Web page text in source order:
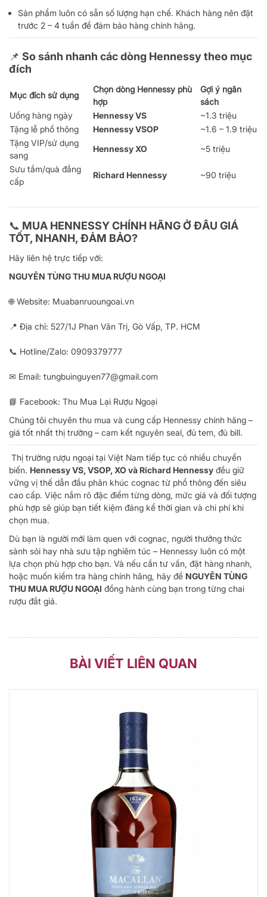
Sản phẩm luôn có sẵn số lượng hạn chế. Khách hàng nên đặt
trước 2 – 4 tuần để đảm bảo hàng chính hãng.
📌 So sánh nhanh các dòng Hennessy theo mục
đích
Mục đích sử dụng
Chọn dòng Hennessy phù
hợp
Gợi ý ngân
sách
Uống hàng ngày
Hennessy VS
~1.3 triệu
Tặng lễ phổ thông
Hennessy VSOP
~1.6 – 1.9 triệu
Tặng VIP/sử dụng
sang
Hennessy XO
~5 triệu
Sưu tầm/quà đẳng
cấp
Richard Hennessy ~90 triệu
📞 MUA HENNESSY CHÍNH HÃNG Ở ĐÂU GIÁ
TỐT, NHANH, ĐẢM BẢO?
Hãy liên hệ trực tiếp với:
NGUYÊN TÙNG THU MUA RƯỢU NGOẠI
🌐 Website: Muabanruoungoai.vn
📍 Địa chỉ: 527/1J Phan Văn Trị, Gò Vấp, TP. HCM
📞 Hotline/Zalo: 0909379777
✉ Email: tungbuinguyen77@gmail.com
📘 Facebook: Thu Mua Lại Rượu Ngoại
Chúng tôi chuyên thu mua và cung cấp Hennessy chính hãng –
giá tốt nhất thị trường – cam kết nguyên seal, đủ tem, đủ bill.
Thị trường rượu ngoại tại Việt Nam tiếp tục có nhiều chuyển
biến. Hennessy VS, VSOP, XO và Richard Hennessy đều giữ
vững vị thế dẫn đầu phân khúc cognac từ phổ thông đến siêu
cao cấp. Việc nắm rõ đặc điểm từng dòng, mức giá và đối tượng
phù hợp sẽ giúp bạn tiết kiệm đáng kể thời gian và chi phí khi
chọn mua.
Dù bạn là người mới làm quen với cognac, người thưởng thức
sành sỏi hay nhà sưu tập nghiêm túc – Hennessy luôn có một
lựa chọn phù hợp cho bạn. Và nếu cần tư vấn, đặt hàng nhanh,
hoặc muốn kiểm tra hàng chính hãng, hãy để NGUYÊN TÙNG
THU MUA RƯỢU NGOẠI đồng hành cùng bạn trong từng chai
rượu đắt giá.
BÀI VIẾT LIÊN QUAN